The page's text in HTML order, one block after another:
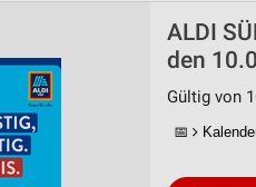
ALDI
den
Gültig von
📅